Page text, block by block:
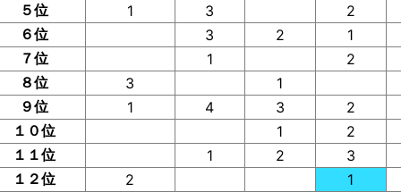
５位
1 3
2
６位
3 2
1
７位
1 2
８位
3 1
９位
1 4 3
2
１０位
1 2
１１位
1 2
3
１２位
2 1